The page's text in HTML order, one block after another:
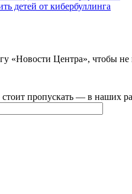
детей от кибербуллинга
«Новости Центра», чтобы
пропускать — в наших